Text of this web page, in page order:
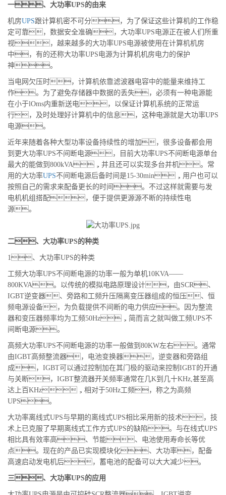
一、大功率UPS的由来
机房UPS跟计算机密不可分，为了保证这些计算机的工作稳
定可靠，数据安全准确，大功率UPS电源正在被人们所重
视，越来越多的大功率UPS电源被使用在计算机机房
中，有的还称大功率UPS电源为计算机机房电力的保护
神。
当电网欠压时，计算机依靠滤波器电容中的能量来维持工
作。为了避免存储器中数据的丢失，必须有一种电源能
在小于lOms内重新送电，以保证计算机系统的正常运
行，及时处理好计算机中的信息，这种电源就是大功率UPS
电源。
近年来随着各种大型功率设备持续性的增加，很多设备都会用
到更大功率UPS不间断电源，目前大功率UPS不间断电源单台
最大的能做到800kVA，并且还可以实现多台并机。常
用的大功率UPS不间断电源后备时间是15-30min，用户也可以
按照自己的需求来配备更长的时间。不过这样就需要与发
电机机组搭配，便于提供更源源不断的持续性电
源。
二、大功率UPS的种类
1、大功率UPS的种类
工频大功率UPS不间断电源的功率一般为单机10KVA——
800KVA。以传统的模拟电路原理设计，由SCR、
IGBT逆变器、旁路和工频升压隔离变压器组成的恒压、恒
频电源设备，为负载提供不间断的电力供应。因为整流
器和变压器频率均为工频50Hz，简而言之就叫做工频UPS不
间断电源。
高频大功率UPS不间断电源的功率一般做到80KW左右。通常
由IGBT高频整流器，电池变换器，逆变器和旁路组
成，IGBT可以通过控制加在其门极的驱动来控制IGBT的开通
与关断，IGBT整流器开关频率通常在几K到几十KHz,甚至高
达上百KHz，相对于50Hz工频，称之为高频
UPS。
大功率离线式UPS与早期的离线式UPS相比采用新的技术，技
术上已克服了早期离线式工作方式UPS的缺陷。与在线式UPS
相比具有效率高、节能、电池使用寿命长等优
点。现在的产品已实现模块化、大功率，配备
高速启动发电机后，蓄电池的配备可以大大减少。
三、大功率UPS的应用